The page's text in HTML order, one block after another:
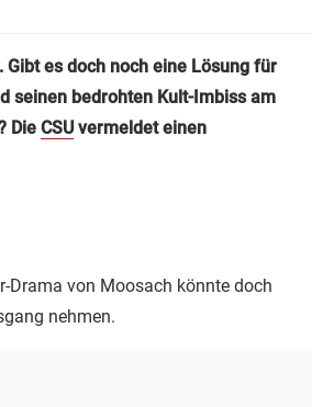
Gibt es doch noch eine Lösung für
seinen bedrohten Kult-Imbiss am
Die CSUvermeldet einen
Drama von Moosach könnte doch
nehmen.